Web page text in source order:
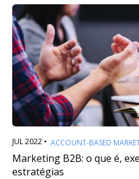
JUL 2022 • ACCOUNT-BASED
Marketing B2B: o que é,
estratégias